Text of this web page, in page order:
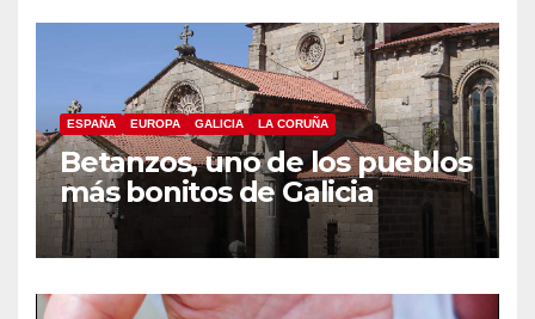
ESPAÑA EUROPA GALICIA LA CORUÑA
Betanzos, uno de los pueblos
más bonitos de Galicia